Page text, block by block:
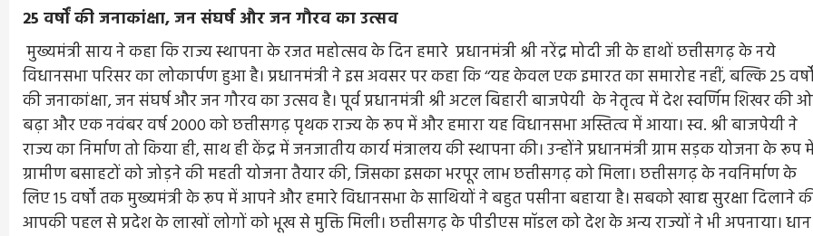
25 वर्षों की जनाकांक्षा, जन संघर्ष और जन गौरव का उत्सव
मुख्यमंत्री साय ने कहा कि राज्य स्थापना के रजत महोत्सव के दिन हमारे प्रधानमंत्री श्री नरेंद्र मोदी जी के हाथों छत्तीसगढ़ के नये
विधानसभा परिसर का लोकार्पण हुआ है। प्रधानमंत्री ने इस अवसर पर कहा कि ‘‘यह केवल एक इमारत का समारोह नहीं, बल्कि 25
की जनाकांक्षा, जन संघर्ष और जन गौरव का उत्सव है। पूर्व प्रधानमंत्री श्री अटल बिहारी बाजपेयी के नेतृत्व में देश स्वर्णिम शिखर की
बढ़ा और एक नवंबर वर्ष 2000 को छत्तीसगढ़ पृथक राज्य के रूप में और हमारा यह विधानसभा अस्तित्व में आया। स्व. श्री बाजपेयी ने
राज्य का निर्माण तो किया ही, साथ ही केंद्र में जनजातीय कार्य मंत्रालय की स्थापना की। उन्होंने प्रधानमंत्री ग्राम सड़क योजना के रूप
ग्रामीण बसाहटों को जोड़ने की महती योजना तैयार की, जिसका इसका भरपूर लाभ छत्तीसगढ़ को मिला। छत्तीसगढ़ के नवनिर्माण के
लिए 15 वर्षों तक मुख्यमंत्री के रूप में आपने और हमारे विधानसभा के साथियों ने बहुत पसीना बहाया है। सबको खाद्य सुरक्षा दिलाने
आपकी पहल से प्रदेश के लाखों लोगों को भूख से मुक्ति मिली। छत्तीसगढ़ के पीडीएस मॉडल को देश के अन्य राज्यों ने भी अपनाया। धान
Entertainment Feature Latest National
दिग्गज पार्श्व गायिका जमुना रानी का निधन, 88 वर्ष की
में ली अंतिम सांस, 6000 से अधिक गीतों को दी थी
आवाज
6 days ago Arvind Rajak